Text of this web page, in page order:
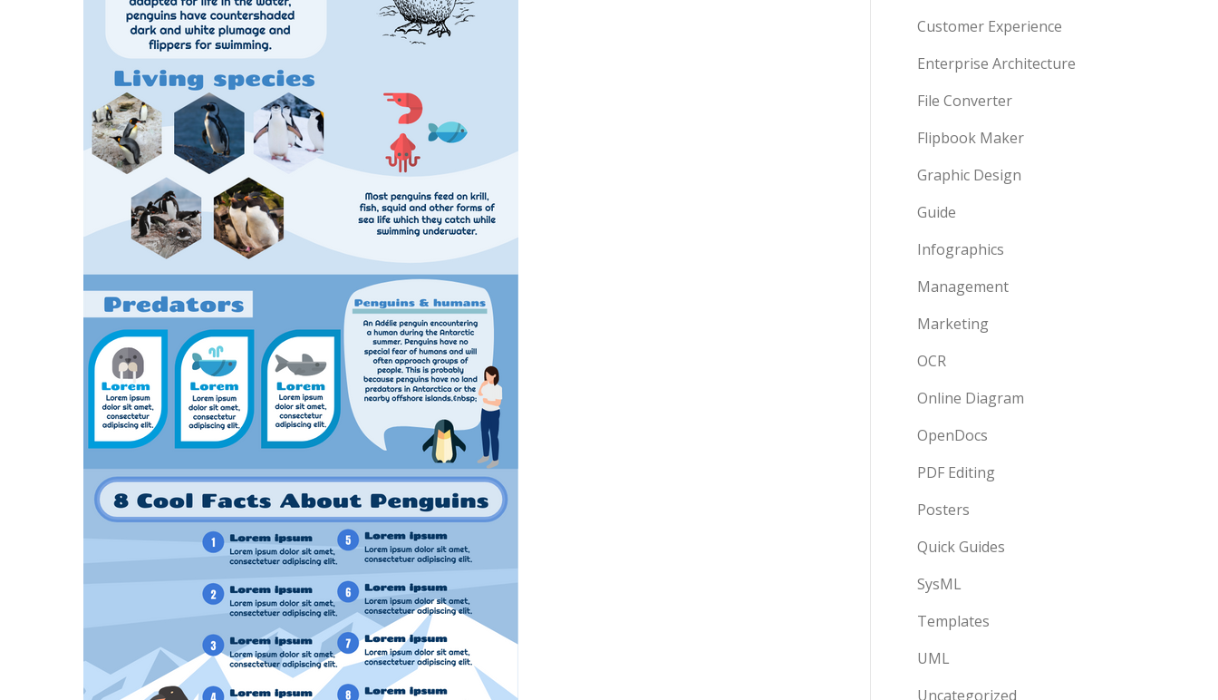
Customer Experience
Enterprise Architecture
File Converter
Flipbook Maker
Graphic Design
Guide
Infographics
Management
Marketing
OCR
Online Diagram
OpenDocs
PDF Editing
Posters
Quick Guides
SysML
Templates
UML
Uncategorized